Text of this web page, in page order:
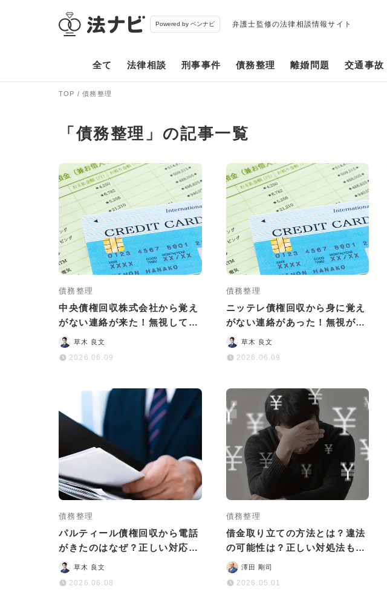
Powered by ベンナビ 弁護士監修の法律相談情報サイト
全て 法律相談 刑事事件 債務整理 離婚問題 交通事故
TOP 債務整理
「債務整理」の記事一覧
債務整理
中央債権回収株式会社から覚え
がない連絡が来た！無視しては
いけない理由と正しい対処法
は？
草木 良文
2026.06.09
債務整理
ニッテレ債権回収から身に覚え
がない連絡があった！無視が危
険な理由や対処法を解説
草木 良文
2026.06.09
債務整理
パルティール債権回収から電話
がきたのはなぜ？正しい対応法
をわかりやすく解説
草木 良文
2026.06.08
債務整理
借金取り立ての方法とは？違法
の可能性は？正しい対処法も解
説
澤田 剛司
2026.05.01